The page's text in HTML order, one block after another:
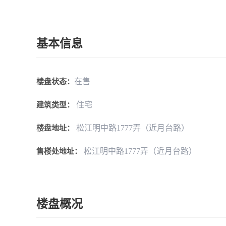
基本信息
楼盘状态： 在售
建筑类型： 住宅
楼盘地址： 松江明中路1777弄（近月台路）
售楼处地址： 松江明中路1777弄（近月台路）
楼盘概况